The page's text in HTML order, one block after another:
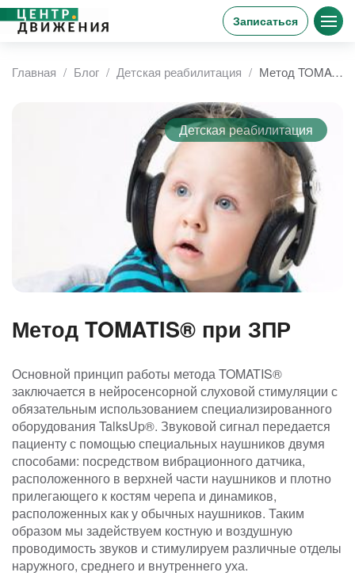
Записаться
Главная Блог Детская реабилитация Метод TOMATIS® при ЗПР
Детская реабилитация
Метод TOMATIS® при ЗПР
Основной принцип работы метода TOMATIS®
заключается в нейросенсорной слуховой стимуляции с
обязательным использованием специализированного
оборудования TalksUp®. Звуковой сигнал передается
пациенту с помощью специальных наушников двумя
способами: посредством вибрационного датчика,
расположенного в верхней части наушников и плотно
прилегающего к костям черепа и динамиков,
расположенных как у обычных наушников. Таким
образом мы задействуем костную и воздушную
проводимость звуков и стимулируем различные отделы
наружного, среднего и внутреннего уха.